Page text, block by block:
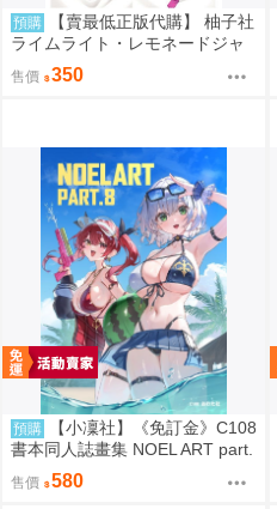
預購
【賣最低正版代購】 柚子社
ライムライト・レモネードジャ
ム オフィシャル 陽見恵凪 抱枕
套 0830
售價 350
預購
【小凜社】《免訂金》C108
書本同人誌畫集 NOEL ART part.
8 hololive 白銀諾艾爾
售價 580